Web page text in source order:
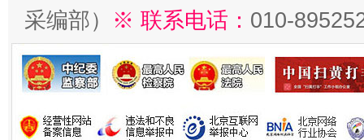
采编部） ※ 联系电话： 010-